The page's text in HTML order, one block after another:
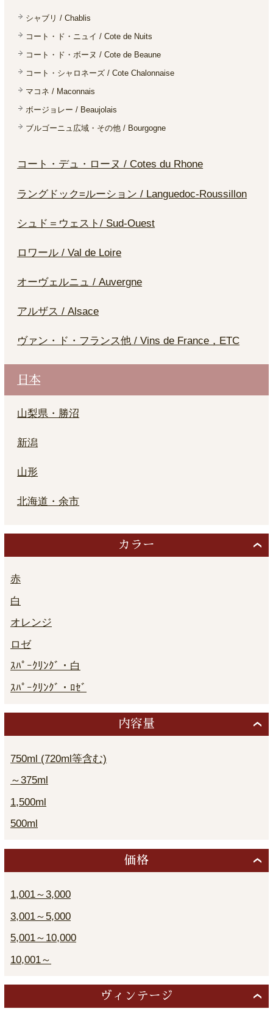
シャブリ / Chablis
コート・ド・ニュイ / Cote de Nuits
コート・ド・ボーヌ / Cote de Beaune
コート・シャロネーズ / Cote Chalonnaise
マコネ / Maconnais
ボージョレー / Beaujolais
ブルゴーニュ広域・その他 / Bourgogne
コート・デュ・ローヌ / Cotes du Rhone
ラングドック=ルーション / Languedoc-Roussillon
シュド＝ウェスト/ Sud-Ouest
ロワール / Val de Loire
オーヴェルニュ / Auvergne
アルザス / Alsace
ヴァン・ド・フランス他 / Vins de France，ETC
日本
山梨県・勝沼
新潟
山形
北海道・余市
カラー
赤
白
オレンジ
ロゼ
ｽﾊﾟｰｸﾘﾝｸﾞ・白
ｽﾊﾟｰｸﾘﾝｸﾞ・ﾛｾﾞ
内容量
750ml (720ml等含む)
～375ml
1,500ml
500ml
価格
1,001～3,000
3,001～5,000
5,001～10,000
10,001～
ヴィンテージ